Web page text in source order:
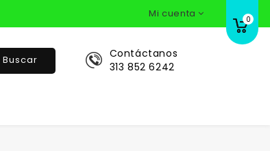
Mi cuenta 0
Contáctanos
313 852 6242
Buscar